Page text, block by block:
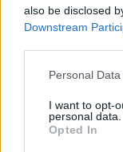
also be disclosed
Downstream
Personal
I want to opt-
personal data.
Opted In
Paroles +
Voir la